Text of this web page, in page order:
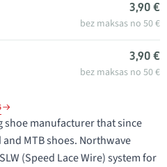
3,90 €
bez maksas no 50 €
3,90 €
bez maksas no 50 €
shoe manufacturer that since
MTB shoes. Northwave
(Speed Lace Wire) system for